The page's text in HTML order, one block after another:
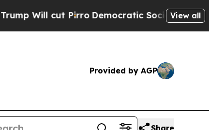
Democratic Socialists of America Propose
View all
Provided by AGP
Share